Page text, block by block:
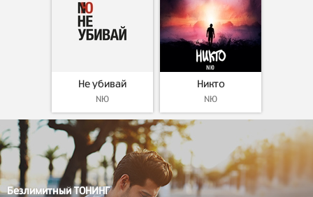
Не убивай
NЮ
Никто
NЮ
Безлимитный ТОНИНГ